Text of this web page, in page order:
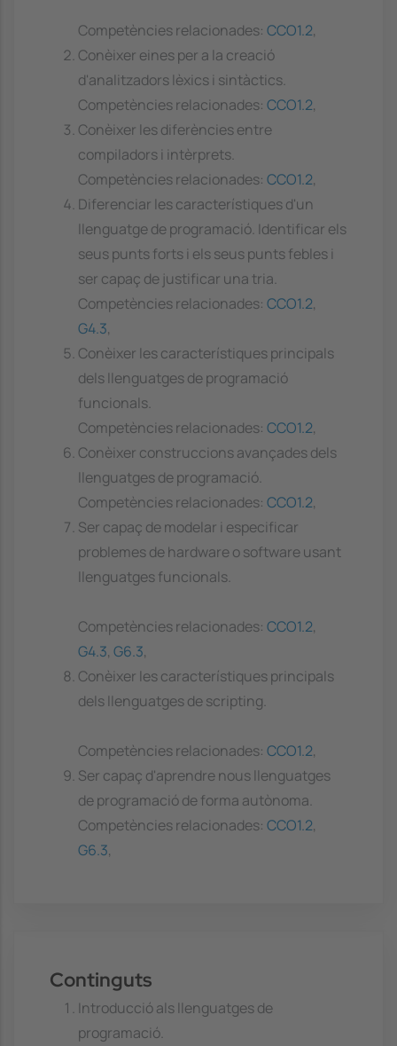
Competències relacionades: CCO1.2,
Conèixer eines per a la creació
d'analitzadors lèxics i sintàctics.
Competències relacionades: CCO1.2,
Conèixer les diferències entre
compiladors i intèrprets.
Competències relacionades: CCO1.2,
Diferenciar les característiques d'un
llenguatge de programació. Identificar els
seus punts forts i els seus punts febles i
ser capaç de justificar una tria.
Competències relacionades: CCO1.2,
G4.3,
Conèixer les característiques principals
dels llenguatges de programació
funcionals.
Competències relacionades: CCO1.2,
Conèixer construccions avançades dels
llenguatges de programació.
Competències relacionades: CCO1.2,
Ser capaç de modelar i especificar
problemes de hardware o software usant
llenguatges funcionals.
Competències relacionades: CCO1.2,
G4.3, G6.3,
Conèixer les característiques principals
dels llenguatges de scripting.
Competències relacionades: CCO1.2,
Ser capaç d'aprendre nous llenguatges
de programació de forma autònoma.
Competències relacionades: CCO1.2,
G6.3,
Continguts
Introducció als llenguatges de
programació.